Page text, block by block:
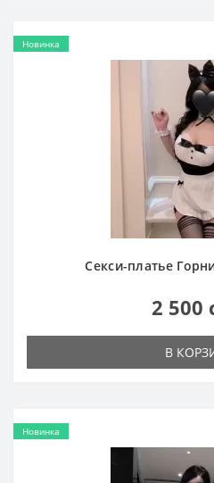
Новинка
Секси-платье
2 500
В
Новинка